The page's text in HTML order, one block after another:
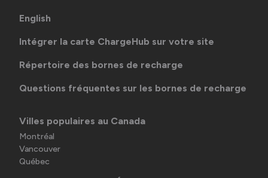
English
Intégrer la carte ChargeHub sur votre site
Répertoire des bornes de recharge
Questions fréquentes sur les bornes de recharge
Villes populaires au Canada
Montréal
Vancouver
Québec